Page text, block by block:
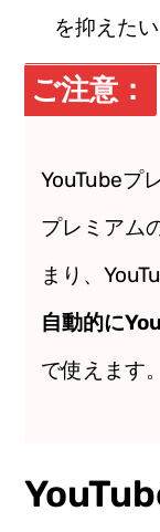
を抑えたい
ご注意：
YouTubeプ
プレミアム
まり、
自動的に
で使えます